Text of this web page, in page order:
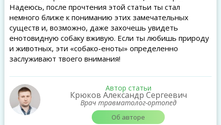
Надеюсь, после прочтения этой статьи ты стал
немного ближе к пониманию этих замечательных
существ и, возможно, даже захочешь увидеть
енотовидную собаку вживую. Если ты любишь природу
и животных, эти «собако-еноты» определенно
заслуживают твоего внимания!
Автор статьи
Крюков Александр Сергеевич
Врач травматолог-ортопед
Об авторе